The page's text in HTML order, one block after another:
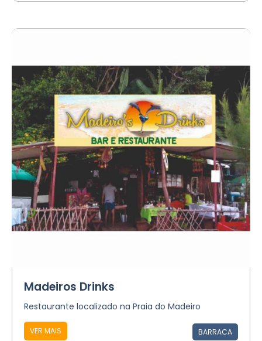
Madeiros Drinks
Restaurante localizado na Praia do Madeiro
VER MAIS BARRACA